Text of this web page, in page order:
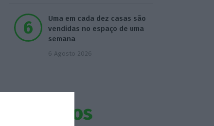
Uma em cada dez casas são
vendidas no espaço de uma
semana
6 Agosto 2026
Eventos